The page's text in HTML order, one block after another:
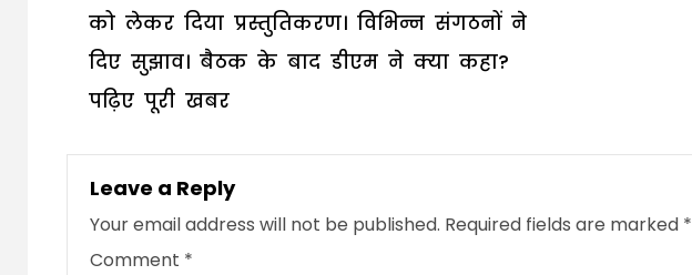
को लेकर दिया प्रस्तुतिकरण। विभिन्न संगठनों ने
दिए सुझाव। बैठक के बाद डीएम ने क्या कहा?
पढ़िए पूरी खबर
Leave a Reply
Your email address will not be published. Required fields are marked *
Comment *